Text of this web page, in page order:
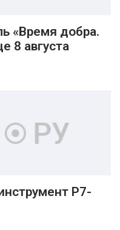
«Время добра.
8 августа
Р7-